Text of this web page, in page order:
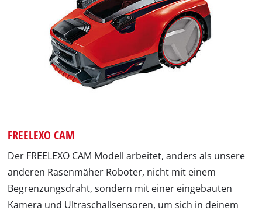
FREELEXO CAM
Der FREELEXO CAM Modell arbeitet, anders als unsere
anderen Rasenmäher Roboter, nicht mit einem
Begrenzungsdraht, sondern mit einer eingebauten
Kamera und Ultraschallsensoren, um sich in deinem